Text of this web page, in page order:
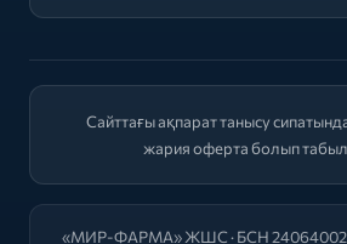
Сайттағы ақпарат танысу
жария оферта болып
«МИР-ФАРМА» ЖШС · БСН